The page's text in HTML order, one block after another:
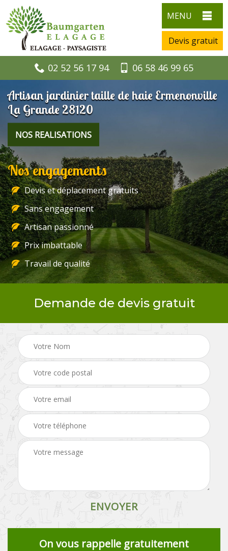
MENU
Devis gratuit
02 52 56 17 94 06 58 46 99 65
Artisan jardinier taille de haie Ermenonville
La Grande 28120
NOS REALISATIONS
Nos engagements
Devis et déplacement gratuits
Sans engagement
Artisan passionné
Prix imbattable
Travail de qualité
Demande de devis gratuit
On vous rappelle gratuitement